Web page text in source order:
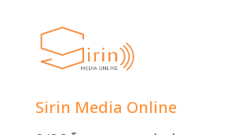
Sirin Media Online